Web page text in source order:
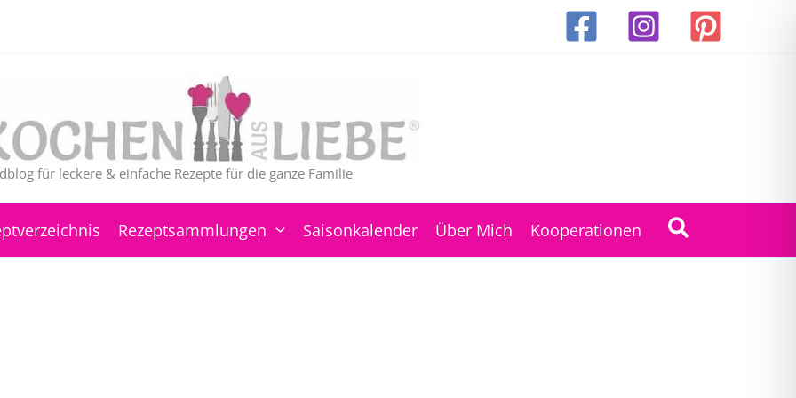
für leckere & einfache Rezepte für die ganze Familie
Rezeptsammlungen Saisonkalender Über Mich Kooperationen Suchen